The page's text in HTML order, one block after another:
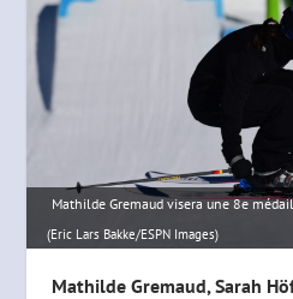
Mathilde Gremaud visera une 8e
(Eric Lars Bakke/ESPN Images)
Mathilde Gremaud, Sarah